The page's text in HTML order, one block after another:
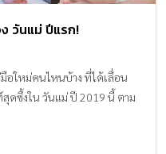
งเธอ โยโย่มหัศจรรย์ “แค
าปกติเขาคือ “เอเดรียน” เด็ก
าพร้อมหน้ากากและหูแมวสุด
ด้วยลุคสุดทะเล้นและบุคคลิ
ลดี้บัค ทั้งสองคอยช่วยเหลือกัน
ใครสักคนอยากเห็นปารีส
วันแม่ ปีแรก!
อใหม่คนไหนบ้าง ที่ได้เลื่อน
ดซึ้งใน วันแม่ ปี 2019 นี้ ตาม